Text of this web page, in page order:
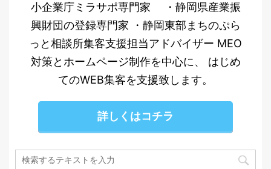
小企業庁ミラサポ専門家 ・静岡県産業振
興財団の登録専門家 ・静岡東部まちのぷら
っと相談所集客支援担当アドバイザー MEO
対策とホームページ制作を中心に、 はじめ
てのWEB集客を支援致します。
詳しくはコチラ